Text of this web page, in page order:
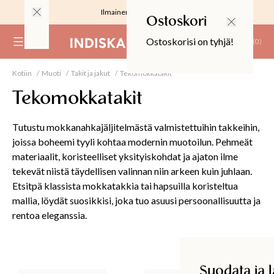
Ilmainen toimitus 59 €
(0)
Ostoskori
Ostoskorisi on tyhjä!
Kotiin Muoti Takit ja jakut Tekomokkatakit
Tekomokkatakit
Tutustu mokkanahkajäljitelmästä valmistettuihin takkeihin,
joissa boheemi tyyli kohtaa modernin muotoilun. Pehmeät
materiaalit, koristeelliset yksityiskohdat ja ajaton ilme
tekevät niistä täydellisen valinnan niin arkeen kuin juhlaan.
Etsitpä klassista mokkatakkia tai hapsuilla koristeltua
mallia, löydät suosikkisi, joka tuo asuusi persoonallisuutta ja
rentoa eleganssia.